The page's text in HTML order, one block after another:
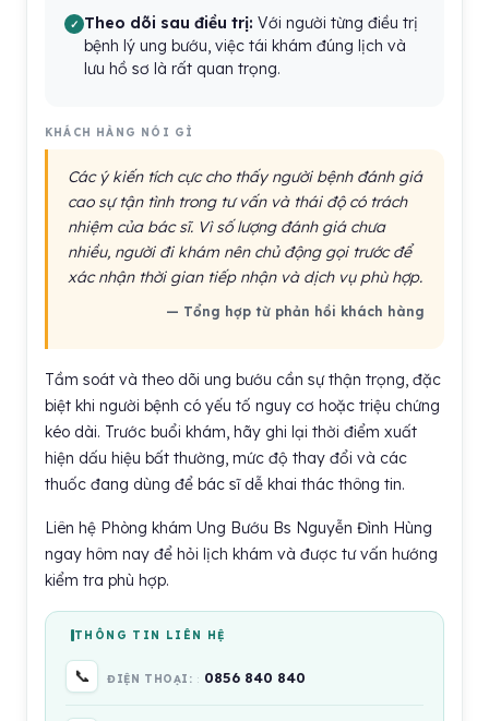
Theo dõi sau điều trị: Với người từng điều trị
bệnh lý ung bướu, việc tái khám đúng lịch và
lưu hồ sơ là rất quan trọng.
KHÁCH HÀNG NÓI GÌ
Các ý kiến tích cực cho thấy người bệnh đánh giá
cao sự tận tình trong tư vấn và thái độ có trách
nhiệm của bác sĩ. Vì số lượng đánh giá chưa
nhiều, người đi khám nên chủ động gọi trước để
xác nhận thời gian tiếp nhận và dịch vụ phù hợp.
— Tổng hợp từ phản hồi khách hàng
Tầm soát và theo dõi ung bướu cần sự thận trọng, đặc
biệt khi người bệnh có yếu tố nguy cơ hoặc triệu chứng
kéo dài. Trước buổi khám, hãy ghi lại thời điểm xuất
hiện dấu hiệu bất thường, mức độ thay đổi và các
thuốc đang dùng để bác sĩ dễ khai thác thông tin.
Liên hệ Phòng khám Ung Bướu Bs Nguyễn Đình Hùng
ngay hôm nay để hỏi lịch khám và được tư vấn hướng
kiểm tra phù hợp.
THÔNG TIN LIÊN HỆ
📞 ĐIỆN THOẠI: 0856 840 840